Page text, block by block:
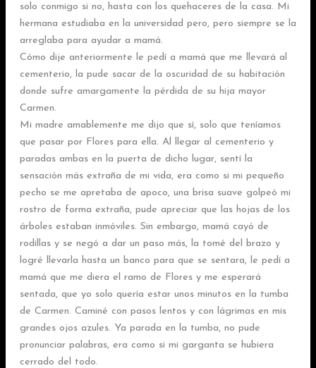
solo conmigo si no, hasta con los quehaceres de la casa. Mi
hermana estudiaba en la universidad pero, pero siempre se la
arreglaba para ayudar a mamá.
Cómo dije anteriormente le pedí a mamá que me llevará al
cementerio, la pude sacar de la oscuridad de su habitación
donde sufre amargamente la pérdida de su hija mayor
Carmen.
Mi madre amablemente me dijo que sí, solo que teníamos
que pasar por Flores para ella. Al llegar al cementerio y
paradas ambas en la puerta de dicho lugar, sentí la
sensación más extraña de mi vida, era como si mi pequeño
pecho se me apretaba de apoco, una brisa suave golpeó mi
rostro de forma extraña, pude apreciar que las hojas de los
árboles estaban inmóviles. Sin embargo, mamá cayó de
rodillas y se negó a dar un paso más, la tomé del brazo y
logré llevarla hasta un banco para que se sentara, le pedí a
mamá que me diera el ramo de Flores y me esperará
sentada, que yo solo quería estar unos minutos en la tumba
de Carmen. Caminé con pasos lentos y con lágrimas en mis
grandes ojos azules. Ya parada en la tumba, no pude
pronunciar palabras, era como si mi garganta se hubiera
cerrado del todo.